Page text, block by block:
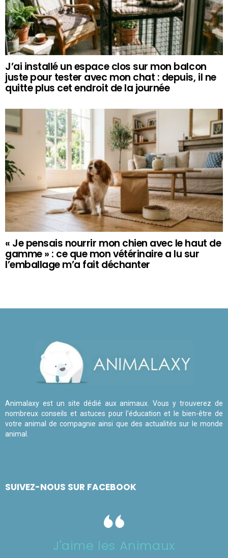
J’ai installé un espace clos sur mon balcon
juste pour tester avec mon chat : depuis, il ne
quitte plus cet endroit de la journée
« Je pensais nourrir mon chien avec le haut de
gamme » : ce que mon vétérinaire a lu sur
l’emballage m’a fait déchanter
Animalaxy est un site dédié aux animaux. Vous y trouverez de
nombreux conseils et astuces pour l'éducation et le bien-être de
votre animal de compagnie ainsi que des actualités sur le monde
animal.
SUIVEZ-NOUS SUR FACEBOOK
J'aime les Animaux